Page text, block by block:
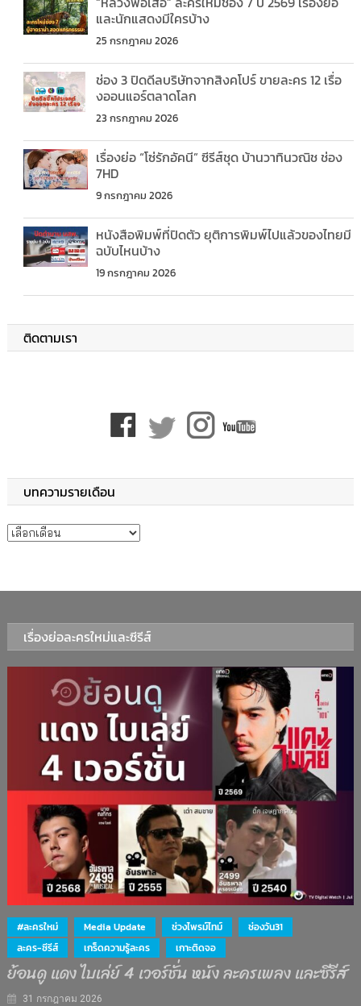
และนักแสดงมีใครบ้าง
25 กรกฎาคม 2026
ช่อง 3 ปิดดีลบริษัทจากสิงคโปร์ ขายละคร 12 เรื่อ
งออนแอร์ตลาดโลก
23 กรกฎาคม 2026
เรื่องย่อ “โซ่รักอัคนี” ซีรีส์ชุด บ้านวาทินวณิช ช่อง
7HD
9 กรกฎาคม 2026
หนังสือพิมพ์ที่ปิดตัว ยุติการพิมพ์ไปแล้วของไทยมี
ฉบับไหนบ้าง
19 กรกฎาคม 2026
ติดตามเรา
บทความรายเดือน
บทความรายเดือน
เรื่องย่อละครใหม่และซีรีส์
#ละครใหม่ Media Update ช่วงไพรม์ไทม์
ช่องวัน31
ละคร-ซีรีส์
เกร็ดความรู้ละคร เกาะติดจอ
ย้อนดู แดง ไบเล่ย์ 4 เวอร์ชั่น หนัง ละครเพลง และซีรีส์
31 กรกฎาคม 2026